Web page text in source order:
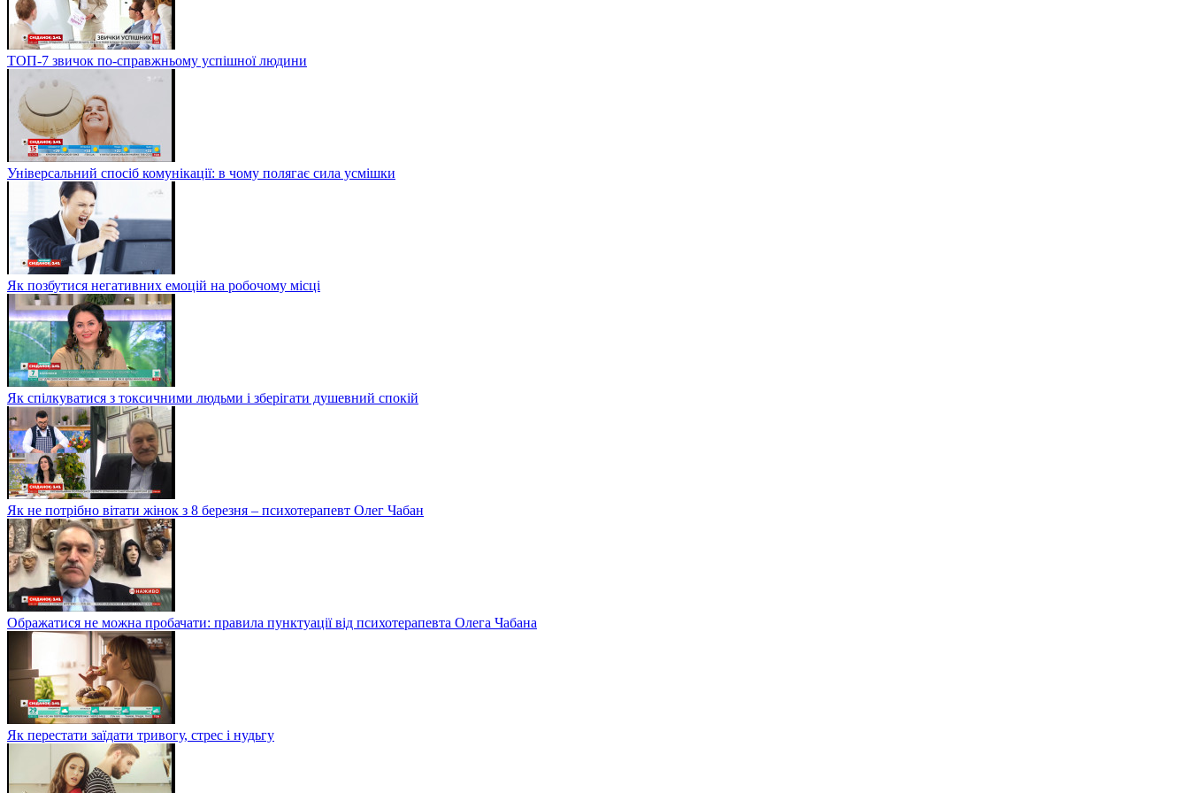
ТОП-7 звичок по-справжньому успішної людини
Універсальний спосіб комунікації: в чому полягає сила усмішки
Як позбутися негативних емоцій на робочому місці
Як спілкуватися з токсичними людьми і зберігати душевний спокій
Як не потрібно вітати жінок з 8 березня – психотерапевт Олег Чабан
Ображатися не можна пробачати: правила пунктуації від психотерапевта Олега Чабана
Як перестати заїдати тривогу, стрес і нудьгу